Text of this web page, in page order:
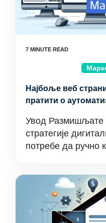
Најбоље веб
пратити о
Увод Размишљате
стратегије
потребе да ручно